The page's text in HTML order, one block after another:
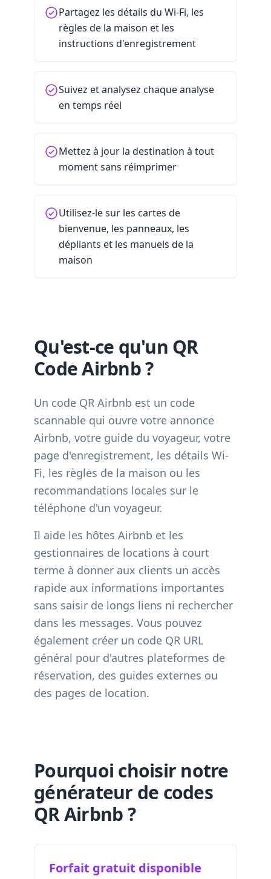
Partagez les détails du Wi-Fi, les
règles de la maison et les
instructions d'enregistrement
Suivez et analysez chaque analyse
en temps réel
Mettez à jour la destination à tout
moment sans réimprimer
Utilisez-le sur les cartes de
bienvenue, les panneaux, les
dépliants et les manuels de la
maison
Qu'est-ce qu'un QR
Code Airbnb ?
Un code QR Airbnb est un code
scannable qui ouvre votre annonce
Airbnb, votre guide du voyageur, votre
page d'enregistrement, les détails Wi-
Fi, les règles de la maison ou les
recommandations locales sur le
téléphone d'un voyageur.
Il aide les hôtes Airbnb et les
gestionnaires de locations à court
terme à donner aux clients un accès
rapide aux informations importantes
sans saisir de longs liens ni rechercher
dans les messages. Vous pouvez
également créer un code QR URL
général pour d'autres plateformes de
réservation, des guides externes ou
des pages de location.
Pourquoi choisir notre
générateur de codes
QR Airbnb ?
Forfait gratuit disponible